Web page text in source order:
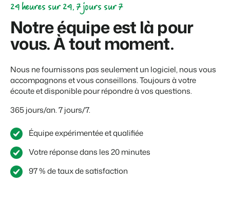
24 heures sur 24, 7 jours sur 7
Notre équipe est là pour
vous. À tout moment.
Nous ne fournissons pas seulement un logiciel, nous vous
accompagnons et vous conseillons. Toujours à votre
écoute et disponible pour répondre à vos questions.
365 jours/an. 7 jours/7.
Équipe expérimentée et qualifiée
Votre réponse dans les 20 minutes
97 % de taux de satisfaction